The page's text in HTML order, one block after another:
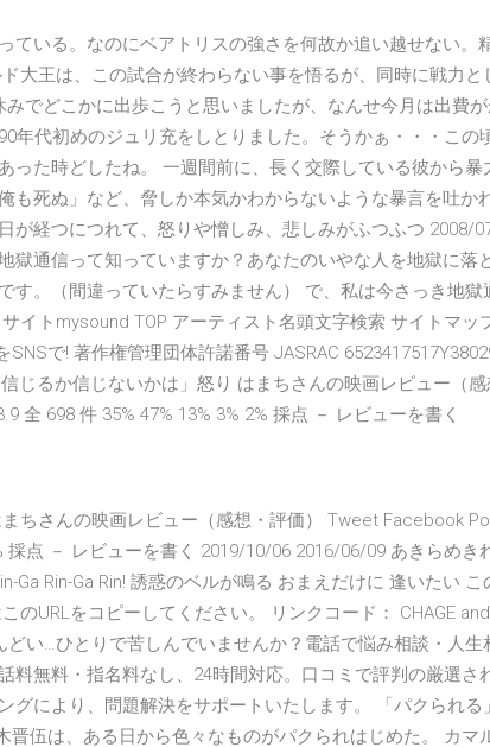
ている。なのにベアトリスの強さを何故か追い越せない。
大王は、この試合が終わらない事を悟るが、同時に戦力と
でどこかに出歩こうと思いましたが、なんせ今月は出費
年代初めのジュリ充をしとりました。そうかぁ・・・この
った時どしたね。 一週間前に、長く交際している彼から暴
も死ぬ」など、脅しか本気かわからないような暴言を吐か
が経つにつれて、怒りや憎しみ、悲しみがふつふつ 2008/
獄通信って知っていますか？あなたのいやな人を地獄に落
す。（間違っていたらすみません） で、私は今さっき地獄
イトmysound TOP アーティスト名頭文字検索 サイトマッ
で! 著作権管理団体許諾番号 JASRAC
じるか信じないかは」怒り はまちさんの映画レビュー（感
全 698 件 35% 47% 13% 3% 2% 採点 － レビューを書く
まちさんの映画レビュー（感想・評価） Tweet Facebook
採点 － レビューを書く 2019/10/06 2016/06/09 あきらめき
Ga Rin-Ga Rin! 誘惑のベルが鳴る おまえだけに 逢いたい
のURLをコピーしてください。 リンクコード： CHAGE
い…ひとりで苦しんでいませんか？電話で悩み相談・人生
料無料・指名料なし、24時間対応。口コミで評判の厳選さ
グにより、問題解決をサポートいたします。 「パクられる
晋伍は、ある日から色々なものがパクられはじめた。 カマ